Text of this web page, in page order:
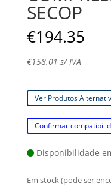
SECOP
€194.35
€158.01 s/ IVA
Ver Produtos
Confirmar
Disponibilidade
Em stock (pode ser